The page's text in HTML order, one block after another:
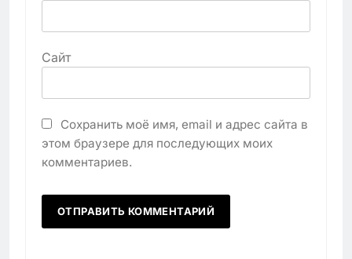
Сайт
Сохранить моё имя, email и адрес сайта в
этом браузере для последующих моих
комментариев.